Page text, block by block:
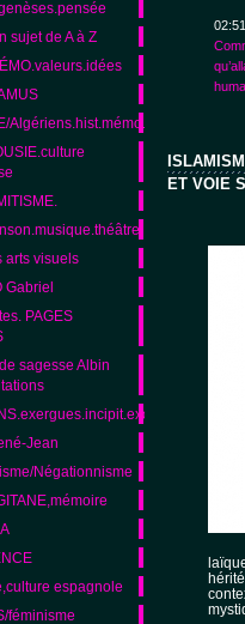
sujet de A à Z
Algériens.hist.mémo.culture
arts visuels
Gabriel
PAGES
sagesse Albin
Jean
Négationnisme
espagnole
féminisme
ET VOIE